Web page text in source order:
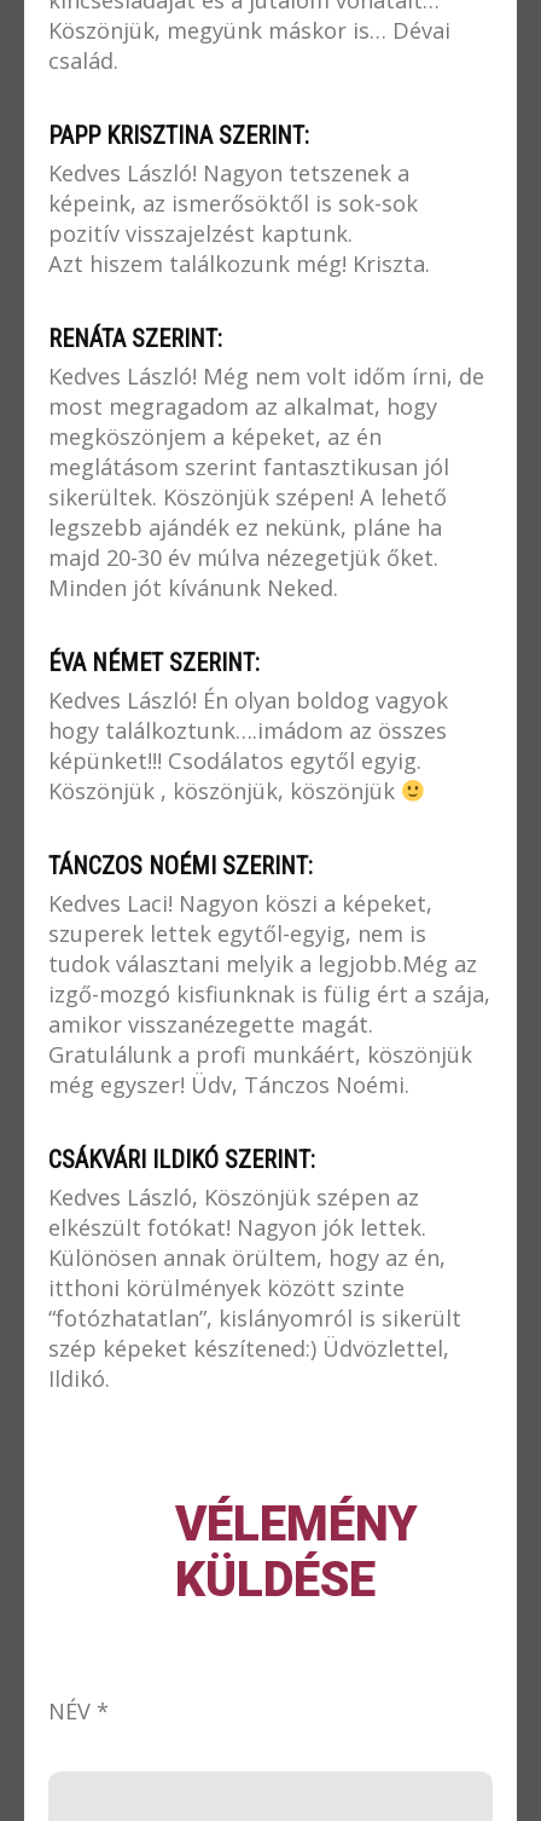
Köszönjük, megyünk máskor is… Dévai
család.
PAPP KRISZTINA SZERINT:
Kedves László! Nagyon tetszenek a
képeink, az ismerősöktől is sok-sok
pozitív visszajelzést kaptunk.
Azt hiszem találkozunk még! Kriszta.
RENÁTA SZERINT:
Kedves László! Még nem volt időm írni, de
most megragadom az alkalmat, hogy
megköszönjem a képeket, az én
meglátásom szerint fantasztikusan jól
sikerültek. Köszönjük szépen! A lehető
legszebb ajándék ez nekünk, pláne ha
majd 20-30 év múlva nézegetjük őket.
Minden jót kívánunk Neked.
ÉVA NÉMET SZERINT:
Kedves László! Én olyan boldog vagyok
hogy találkoztunk….imádom az összes
képünket!!! Csodálatos egytől egyig.
Köszönjük , köszönjük, köszönjük
TÁNCZOS NOÉMI SZERINT:
Kedves Laci! Nagyon köszi a képeket,
szuperek lettek egytől-egyig, nem is
tudok választani melyik a legjobb.Még az
izgő-mozgó kisfiunknak is fülig ért a szája,
amikor visszanézegette magát.
Gratulálunk a profi munkáért, köszönjük
még egyszer! Üdv, Tánczos Noémi.
CSÁKVÁRI ILDIKÓ SZERINT:
Kedves László, Köszönjük szépen az
elkészült fotókat! Nagyon jók lettek.
Különösen annak örültem, hogy az én,
itthoni körülmények között szinte
“fotózhatatlan”, kislányomról is sikerült
szép képeket készítened:) Üdvözlettel,
Ildikó.
VÉLEMÉNY
KÜLDÉSE
NÉV *